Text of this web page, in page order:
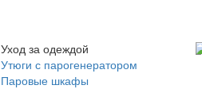
Уход за одеждой
Утюги с парогенератором
Паровые шкафы